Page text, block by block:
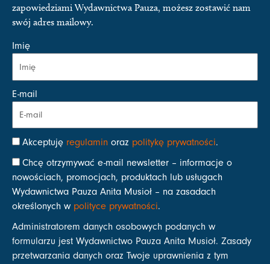
zapowiedziami Wydawnictwa Pauza, możesz zostawić nam
swój adres mailowy.
Imię
E-mail
Akceptuję regulamin oraz politykę prywatności.
Chcę otrzymywać e-mail newsletter – informacje o
nowościach, promocjach, produktach lub usługach
Wydawnictwa Pauza Anita Musioł – na zasadach
określonych w polityce prywatności.
Administratorem danych osobowych podanych w
formularzu jest Wydawnictwo Pauza Anita Musioł. Zasady
przetwarzania danych oraz Twoje uprawnienia z tym